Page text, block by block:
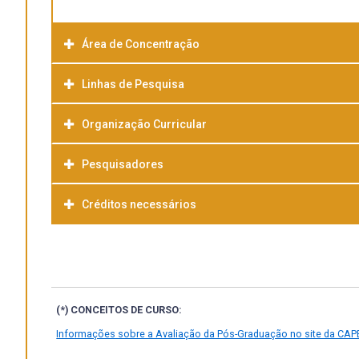
Área de Concentração
Linhas de Pesquisa
Organização Curricular
Pesquisadores
Créditos necessários
(*) CONCEITOS DE CURSO:
Informações sobre a Avaliação da Pós-Graduação no site da